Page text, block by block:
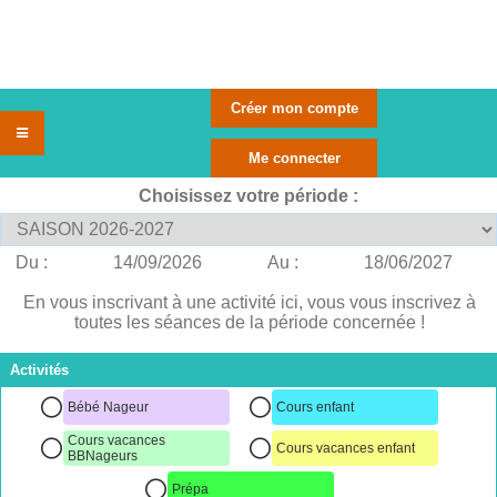
Choisissez votre période :
Du : 14/09/2026 Au : 18/06/2027
En vous inscrivant à une activité ici, vous vous inscrivez à
toutes les séances de la période concernée !
Activités
Bébé Nageur Cours enfant
Cours vacances
BBNageurs
Cours vacances enfant
Prépa